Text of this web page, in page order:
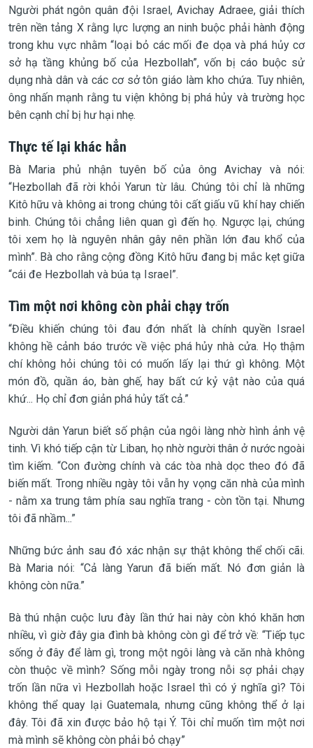
Người phát ngôn quân đội Israel, Avichay Adraee, giải thích
trên nền tảng X rằng lực lượng an ninh buộc phải hành động
trong khu vực nhằm “loại bỏ các mối đe dọa và phá hủy cơ
sở hạ tầng khủng bố của Hezbollah”, vốn bị cáo buộc sử
dụng nhà dân và các cơ sở tôn giáo làm kho chứa. Tuy nhiên,
ông nhấn mạnh rằng tu viện không bị phá hủy và trường học
bên cạnh chỉ bị hư hại nhẹ.
Thực tế lại khác hẳn
Bà Maria phủ nhận tuyên bố của ông Avichay và nói:
“Hezbollah đã rời khỏi Yarun từ lâu. Chúng tôi chỉ là những
Kitô hữu và không ai trong chúng tôi cất giấu vũ khí hay chiến
binh. Chúng tôi chẳng liên quan gì đến họ. Ngược lại, chúng
tôi xem họ là nguyên nhân gây nên phần lớn đau khổ của
mình”. Bà cho rằng cộng đồng Kitô hữu đang bị mắc kẹt giữa
“cái đe Hezbollah và búa tạ Israel”.
Tìm một nơi không còn phải chạy trốn
“Điều khiến chúng tôi đau đớn nhất là chính quyền Israel
không hề cảnh báo trước về việc phá hủy nhà cửa. Họ thậm
chí không hỏi chúng tôi có muốn lấy lại thứ gì không. Một
món đồ, quần áo, bàn ghế, hay bất cứ kỷ vật nào của quá
khứ... Họ chỉ đơn giản phá hủy tất cả.”
Người dân Yarun biết số phận của ngôi làng nhờ hình ảnh vệ
tinh. Vì khó tiếp cận từ Liban, họ nhờ người thân ở nước ngoài
tìm kiếm. “Con đường chính và các tòa nhà dọc theo đó đã
biến mất. Trong nhiều ngày tôi vẫn hy vọng căn nhà của mình
- nằm xa trung tâm phía sau nghĩa trang - còn tồn tại. Nhưng
tôi đã nhầm...”
Những bức ảnh sau đó xác nhận sự thật không thể chối cãi.
Bà Maria nói: “Cả làng Yarun đã biến mất. Nó đơn giản là
không còn nữa.”
Bà thú nhận cuộc lưu đày lần thứ hai này còn khó khăn hơn
nhiều, vì giờ đây gia đình bà không còn gì để trở về: “Tiếp tục
sống ở đây để làm gì, trong một ngôi làng và căn nhà không
còn thuộc về mình? Sống mỗi ngày trong nỗi sợ phải chạy
trốn lần nữa vì Hezbollah hoặc Israel thì có ý nghĩa gì? Tôi
không thể quay lại Guatemala, nhưng cũng không thể ở lại
đây. Tôi đã xin được bảo hộ tại Ý. Tôi chỉ muốn tìm một nơi
mà mình sẽ không còn phải bỏ chạy”